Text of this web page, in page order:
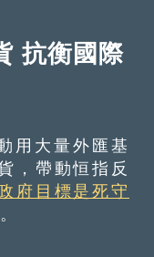
抗衡國際
大量外匯基
，帶動恒指反
府目標是死守
。